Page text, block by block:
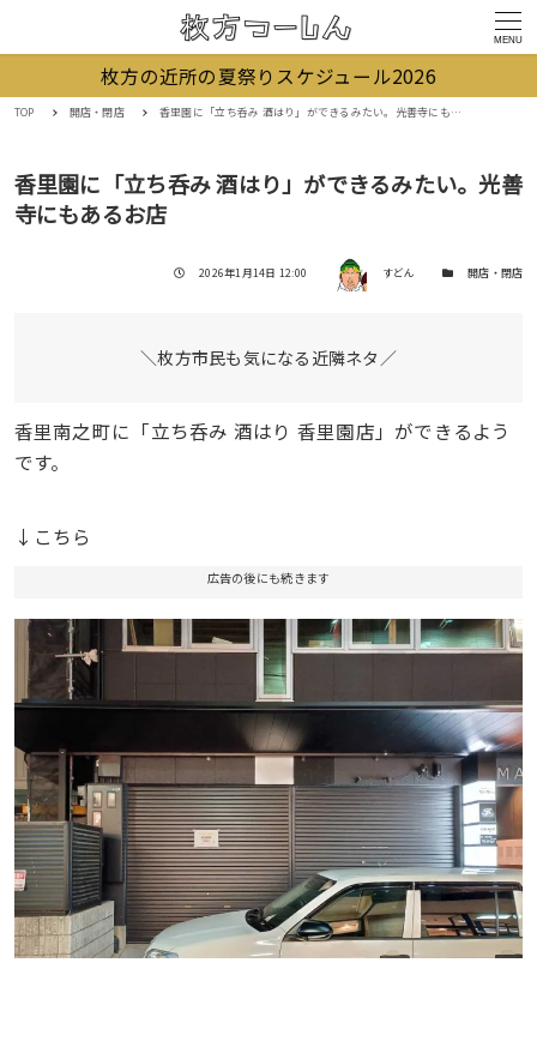
MENU
枚方の近所の夏祭りスケジュール2026
TOP 開店・閉店 香里園に「立ち呑み 酒はり」ができるみたい。光善寺にもあるお店
香里園に「立ち呑み 酒はり」ができるみたい。光善
寺にもあるお店
投稿日
2026年1月14日 12:00 著者 すどん カテゴリー開店・閉店
＼枚方市民も気になる近隣ネタ／
香里南之町に「立ち呑み 酒はり 香里園店」ができるよう
です。
↓こちら
広告の後にも続きます